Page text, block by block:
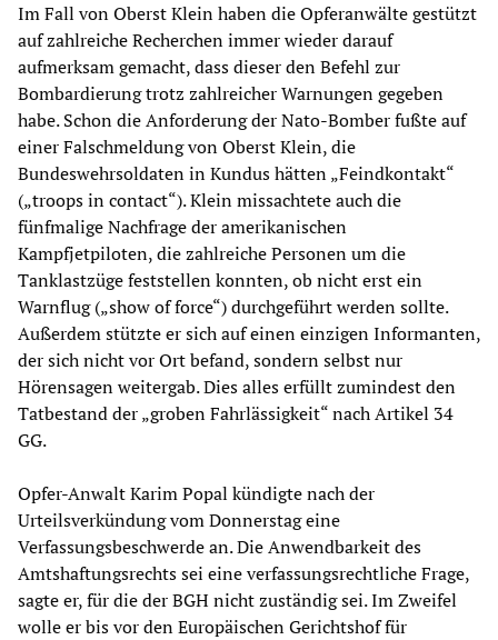
Im Fall von Oberst Klein haben die Opferanwälte gestützt
auf zahlreiche Recherchen immer wieder darauf
aufmerksam gemacht, dass dieser den Befehl zur
Bombardierung trotz zahlreicher Warnungen gegeben
habe. Schon die Anforderung der Nato-Bomber fußte auf
einer Falschmeldung von Oberst Klein, die
Bundeswehrsoldaten in Kundus hätten „Feindkontakt“
(„troops in contact“). Klein missachtete auch die
fünfmalige Nachfrage der amerikanischen
Kampfjetpiloten, die zahlreiche Personen um die
Tanklastzüge feststellen konnten, ob nicht erst ein
Warnflug („show of force“) durchgeführt werden sollte.
Außerdem stützte er sich auf einen einzigen Informanten,
der sich nicht vor Ort befand, sondern selbst nur
Hörensagen weitergab. Dies alles erfüllt zumindest den
Tatbestand der „groben Fahrlässigkeit“ nach Artikel 34
GG.
Opfer-Anwalt Karim Popal kündigte nach der
Urteilsverkündung vom Donnerstag eine
Verfassungsbeschwerde an. Die Anwendbarkeit des
Amtshaftungsrechts sei eine verfassungsrechtliche Frage,
sagte er, für die der BGH nicht zuständig sei. Im Zweifel
wolle er bis vor den Europäischen Gerichtshof für